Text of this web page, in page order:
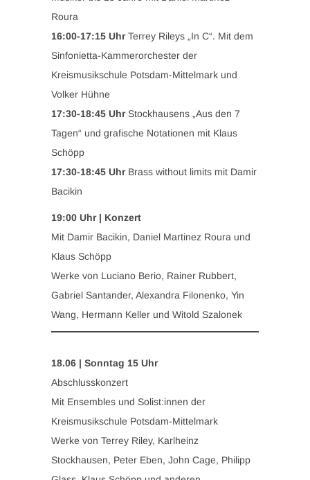
Roura
16:00-17:15 UhrTerrey Rileys „In C“. Mit dem
Sinfonietta-Kammerorchester der
Kreismusikschule Potsdam-Mittelmark und
Volker Hühne
17:30-18:45 UhrStockhausens „Aus den 7
Tagen“ und grafische Notationen mit Klaus
Schöpp
17:30-18:45 UhrBrass without limits mit Damir
Bacikin
19:00 Uhr | Konzert
Mit Damir Bacikin, Daniel Martinez Roura und
Klaus Schöpp
Werke von Luciano Berio, Rainer Rubbert,
Gabriel Santander, Alexandra Filonenko, Yin
Wang, Hermann Keller und Witold Szalonek
18.06 | Sonntag 15 Uhr
Abschlusskonzert
Mit Ensembles und Solist:innen der
Kreismusikschule Potsdam-Mittelmark
Werke von Terrey Riley, Karlheinz
Stockhausen, Peter Eben, John Cage, Philipp